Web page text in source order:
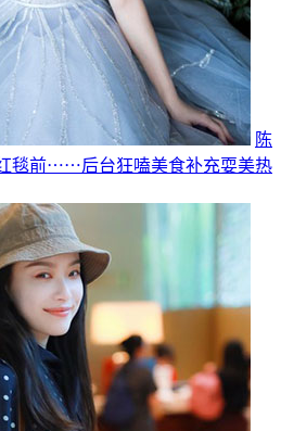
陈
毯前⋯⋯后台狂嗑美食补充耍美热